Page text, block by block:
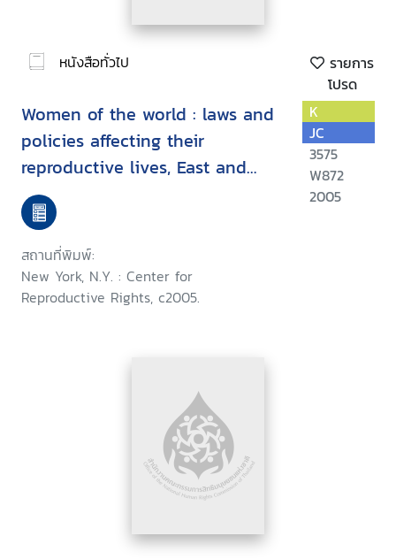
หนังสือทั่วไป
รายการ
โปรด
Women of the world : laws and
policies affecting their
reproductive lives, East and
Southeast Asia
สถานที่พิมพ์:
New York, N.Y. : Center for
Reproductive Rights, c2005.
K
JC
3575
W872
2005